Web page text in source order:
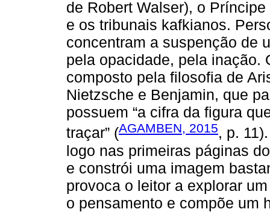
de Robert Walser), o
e os tribunais kafkianos.
concentram a suspenção de
pela opacidade, pela inação.
composto pela filosofia de
Nietzsche e Benjamin, que
possuem “a cifra da figura
traçar” (AGAMBEN, 2015, p.
logo nas primeiras páginas
e constrói uma imagem
provoca o leitor a explorar
o pensamento e compõe um